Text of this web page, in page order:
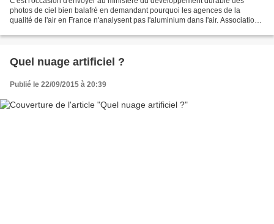
photos de ciel bien balafré en demandant pourquoi les agences de la
qualité de l'air en France n'analysent pas l'aluminium dans l'air. Association
Quel nuage artificiel ?
Publié le 22/09/2015 à 20:39